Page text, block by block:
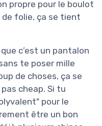
propre pour le boulot
folie, ça se tient
c’est un pantalon
te poser mille
de choses, ça se
cheap. Si tu
pour le
être un bon